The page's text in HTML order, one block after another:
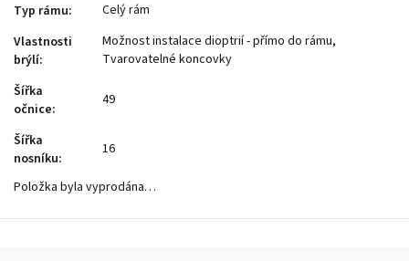
Typ rámu:
Celý rám
Vlastnosti
brýlí:
Možnost instalace dioptrií - přímo do rámu,
Tvarovatelné koncovky
Šířka
očnice:
49
Šířka
nosníku:
16
Položka byla vyprodána…